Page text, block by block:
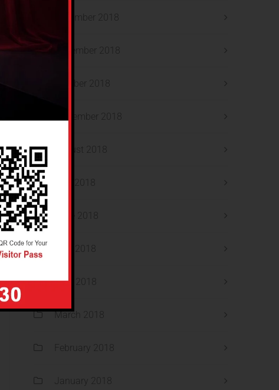
December 2018
November 2018
October 2018
September 2018
August 2018
July 2018
June 2018
May 2018
April 2018
March 2018
February 2018
January 2018